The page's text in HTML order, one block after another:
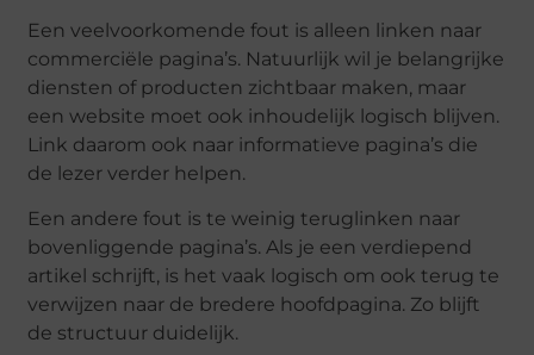
Een veelvoorkomende fout is alleen linken naar
commerciële pagina’s. Natuurlijk wil je belangrijke
diensten of producten zichtbaar maken, maar
een website moet ook inhoudelijk logisch blijven.
Link daarom ook naar informatieve pagina’s die
de lezer verder helpen.
Een andere fout is te weinig teruglinken naar
bovenliggende pagina’s. Als je een verdiepend
artikel schrijft, is het vaak logisch om ook terug te
verwijzen naar de bredere hoofdpagina. Zo blijft
de structuur duidelijk.